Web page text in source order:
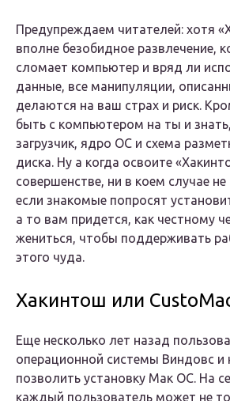
Предупреждаем читателей: хотя
вполне безобидное развлечение,
сломает компьютер и вряд ли
данные, все манипуляции,
делаются на ваш страх и риск.
быть с компьютером на ты и
загрузчик, ядро ОС и схема
диска. Ну а когда освоите
совершенстве, ни в коем случае не
если знакомые попросят
а то вам придется, как честному
жениться, чтобы поддерживать
этого чуда.
Хакинтош или
Еще несколько лет назад
операционной системы Виндовс и
позволить установку Мак ОС. На
каждый пользователь может не